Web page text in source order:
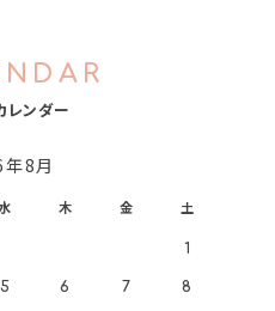
レンダー
8月
木 金 土
1
5 6 7 8